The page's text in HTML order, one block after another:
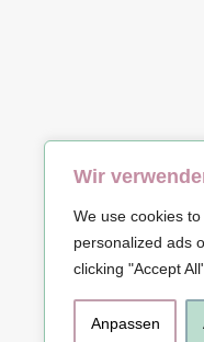
Wir
We use cookies
personalized ads
clicking "Accept
Anpassen